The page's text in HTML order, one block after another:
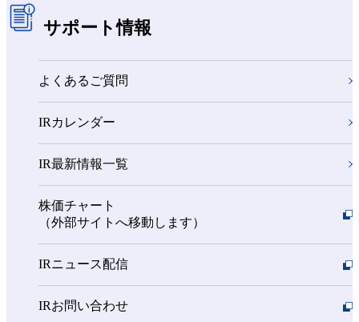
サポート情報
よくあるご質問
IRカレンダー
IR最新情報一覧
株価チャート
（外部サイトへ移動します）
IRニュース配信
IRお問い合わせ